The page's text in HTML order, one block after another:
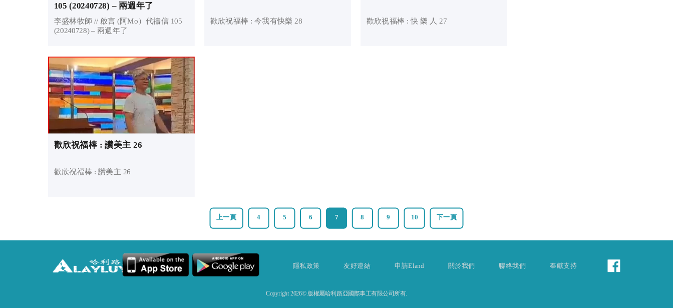
105 (20240728) – 兩週年了
李盛林牧師 // 啟言 (阿Mo）代禱信 105
(20240728) – 兩週年了
歡欣祝福棒 : 今我有快樂 28 歡欣祝福棒 : 快 樂 人 27
歡欣祝福棒 : 讚美主 26
歡欣祝福棒 : 讚美主 26
上一頁 4 5 6 7 8 9 10 下一頁
隱私政策 友好連結 申請Eland 關於我們 聯絡我們 奉獻支持
Copyright 2026© 版權屬哈利路亞國際事工有限公司所有.